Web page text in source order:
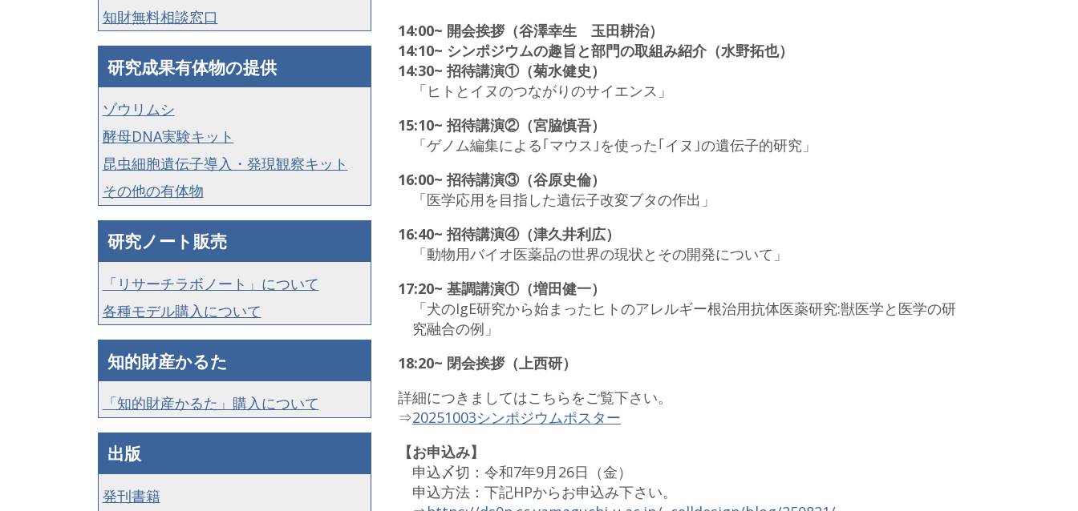
14:00~ 開会挨拶（谷澤幸生 玉田耕治）
14:10~ シンポジウムの趣旨と部門の取組み紹介（水野拓也）
14:30~ 招待講演①（菊水健史）
「ヒトとイヌのつながりのサイエンス」
15:10~ 招待講演②（宮脇慎吾）
「ゲノム編集による｢マウス｣を使った｢イヌ｣の遺伝子的研究」
16:00~ 招待講演③（谷原史倫）
「医学応用を目指した遺伝子改変ブタの作出」
16:40~ 招待講演④（津久井利広）
「動物用バイオ医薬品の世界の現状とその開発について」
17:20~ 基調講演①（増田健一）
「犬のIgE研究から始まったヒトのアレルギー根治用抗体医薬研究:獣医学と医学の研
究融合の例」
18:20~ 閉会挨拶（上西研）
詳細につきましてはこちらをご覧下さい。
⇒20251003シンポジウムポスター
【お申込み】
申込〆切：令和7年9月26日（金）
申込方法：下記HPからお申込み下さい。
知財無料相談窓口
研究成果有体物の提供
ゾウリムシ
酵母DNA実験キット
昆虫細胞遺伝子導入・発現観察キット
その他の有体物
研究ノート販売
「リサーチラボノート」について
各種モデル購入について
知的財産かるた
「知的財産かるた」購入について
出版
発刊書籍